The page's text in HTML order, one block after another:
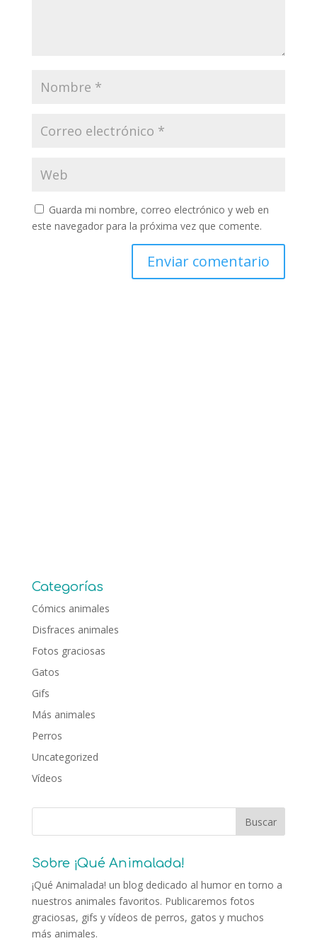
Guarda mi nombre, correo electrónico y web en
este navegador para la próxima vez que comente.
Categorías
Cómics animales
Disfraces animales
Fotos graciosas
Gatos
Gifs
Más animales
Perros
Uncategorized
Vídeos
Sobre ¡Qué Animalada!
¡Qué Animalada! un blog dedicado al humor en torno a
nuestros animales favoritos. Publicaremos fotos
graciosas, gifs y vídeos de perros, gatos y muchos
más animales.